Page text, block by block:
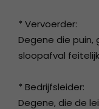
* Vervoerder:
Degene die
sloopafval
* Bedrijfsleider:
Degene, die de